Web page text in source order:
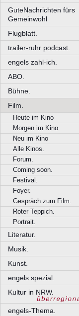
GuteNachrichten fürs
Gemeinwohl
Flugblatt.
trailer-ruhr podcast.
engels zahl-ich.
ABO.
Bühne.
Film.
Heute im Kino
Morgen im Kino
Neu im Kino
Alle Kinos.
Forum.
Coming soon.
Festival.
Foyer.
Gespräch zum Film.
Roter Teppich.
Portrait.
Literatur.
Musik.
Kunst.
engels spezial.
Kultur in NRW.
engels-Thema.